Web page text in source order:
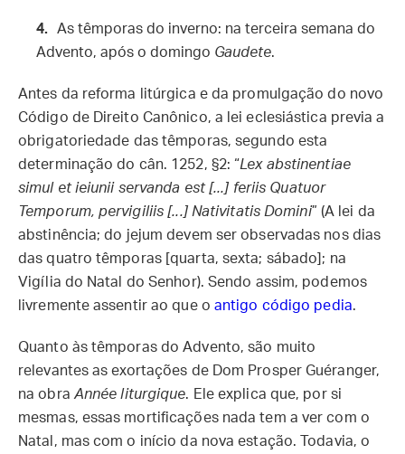
As têmporas do inverno: na terceira semana do
Advento, após o domingo Gaudete.
Antes da reforma litúrgica e da promulgação do novo
Código de Direito Canônico, a lei eclesiástica previa a
obrigatoriedade das têmporas, segundo esta
determinação do cân. 1252, §2: “Lex abstinentiae
simul et ieiunii servanda est [...] feriis Quatuor
Temporum, pervigiliis [...] Nativitatis Domini” (A lei da
abstinência; do jejum devem ser observadas nos dias
das quatro têmporas [quarta, sexta; sábado]; na
Vigília do Natal do Senhor). Sendo assim, podemos
livremente assentir ao que o antigo código pedia.
Quanto às têmporas do Advento, são muito
relevantes as exortações de Dom Prosper Guéranger,
na obra Année liturgique. Ele explica que, por si
mesmas, essas mortificações nada tem a ver com o
Natal, mas com o início da nova estação. Todavia, o